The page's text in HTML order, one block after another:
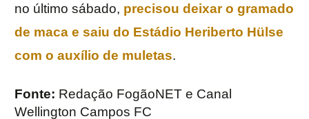
no último sábado, precisou deixar o gramado
de maca e saiu do Estádio Heriberto Hülse
com o auxílio de muletas.
Fonte: Redação FogãoNET e Canal
Wellington Campos FC